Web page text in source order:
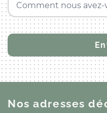
Comment nous avez-
Nos adresses